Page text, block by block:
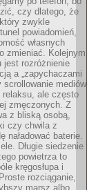
czy dlatego, że
który zwykle
powiadomień,
własnych
zmieniać. Kolejnym
jest rozróżnienie
a „zapychaczami
scrollowanie mediów
relaksu, ale często
zmęczonych. Z
z bliską osobą,
czy chwila z
naładować baterie.
Długie siedzenie
powietrza to
kręgosłupa i
rozciąganie,
marsz albo